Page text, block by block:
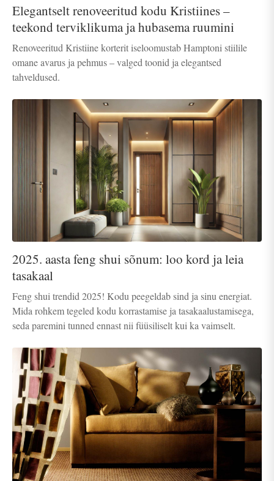
Elegantselt renoveeritud kodu Kristiines –
teekond terviklikuma ja hubasema ruumini
Renoveeritud Kristiine korterit iseloomustab Hamptoni stiilile
omane avarus ja pehmus – valged toonid ja elegantsed
tahveldused.
2025. aasta feng shui sõnum: loo kord ja leia
tasakaal
Feng shui trendid 2025! Kodu peegeldab sind ja sinu energiat.
Mida rohkem tegeled kodu korrastamise ja tasakaalustamisega,
seda paremini tunned ennast nii füüsiliselt kui ka vaimselt.